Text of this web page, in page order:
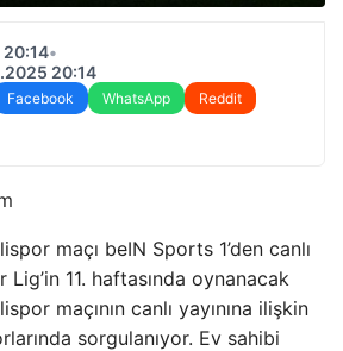
20:14•
20:14
Facebook WhatsApp
Reddit
maçı beIN Sports 1’den canlı
Lig’in 11. haftasında oynanacak
maçının canlı yayınına ilişkin
sorgulanıyor. Ev sahibi